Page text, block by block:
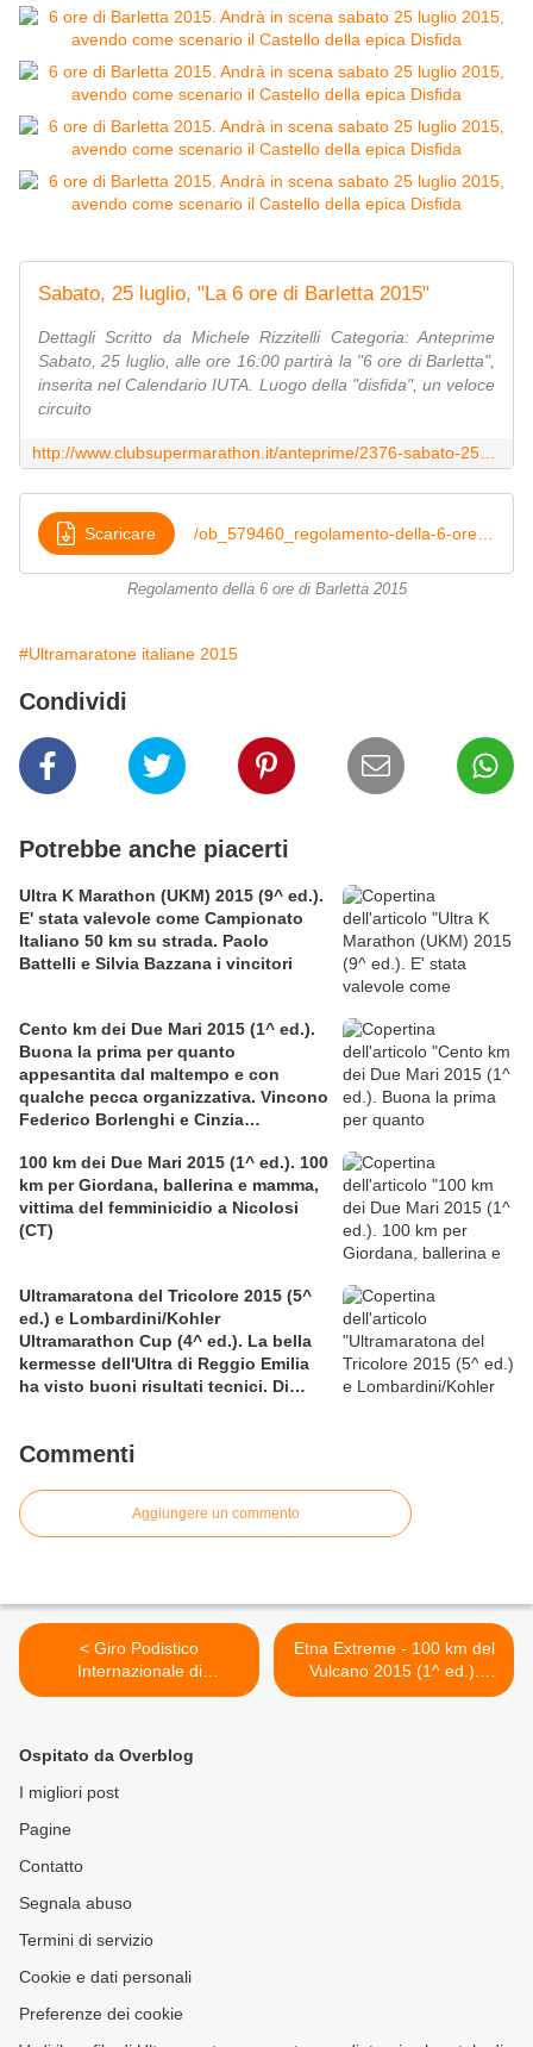
Sabato, 25 luglio, "La 6 ore di Barletta 2015"
Dettagli Scritto da Michele Rizzitelli Categoria: Anteprime
Sabato, 25 luglio, alle ore 16:00 partirà la "6 ore di Barletta",
inserita nel Calendario IUTA. Luogo della "disfida", un veloce
circuito
Scaricare
Regolamento della 6 ore di Barletta 2015
#Ultramaratone italiane 2015
Condividi
Potrebbe anche piacerti
Ultra K Marathon (UKM) 2015 (9^ ed.).
E' stata valevole come Campionato
Italiano 50 km su strada. Paolo
Battelli e Silvia Bazzana i vincitori
Cento km dei Due Mari 2015 (1^ ed.).
Buona la prima per quanto
appesantita dal maltempo e con
qualche pecca organizzativa. Vincono
Federico Borlenghi e Cinzia
100 km dei Due Mari 2015 (1^ ed.). 100
km per Giordana, ballerina e mamma,
vittima del femminicidio a Nicolosi
(CT)
Ultramaratona del Tricolore 2015 (5^
ed.) e Lombardini/Kohler
Ultramarathon Cup (4^ ed.). La bella
kermesse dell'Ultra di Reggio Emilia
ha visto buoni risultati tecnici. Di
Commenti
Aggiungere un commento
< Giro Podistico
Internazionale di
Castelbuono 2015 (90^
Italia per l'edizione 2015 del
Giro, in scena il prossimo
Etna Extreme - 100 km del
Vulcano 2015 (1^ ed.).
Scade il 31 luglio per
Ospitato da Overblog
I migliori post
Pagine
Contatto
Segnala abuso
Termini di servizio
Cookie e dati personali
Preferenze dei cookie